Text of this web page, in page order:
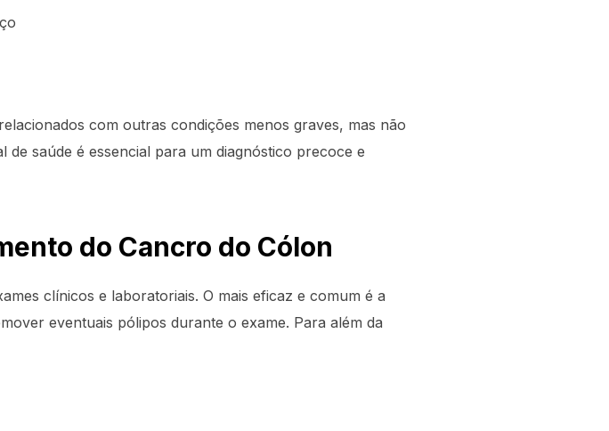
com outras condições menos graves, mas não
saúde é essencial para um diagnóstico precoce e
do Cancro do Cólon
clínicos e laboratoriais. O mais eficaz e comum é a
eventuais pólipos durante o exame. Para além da